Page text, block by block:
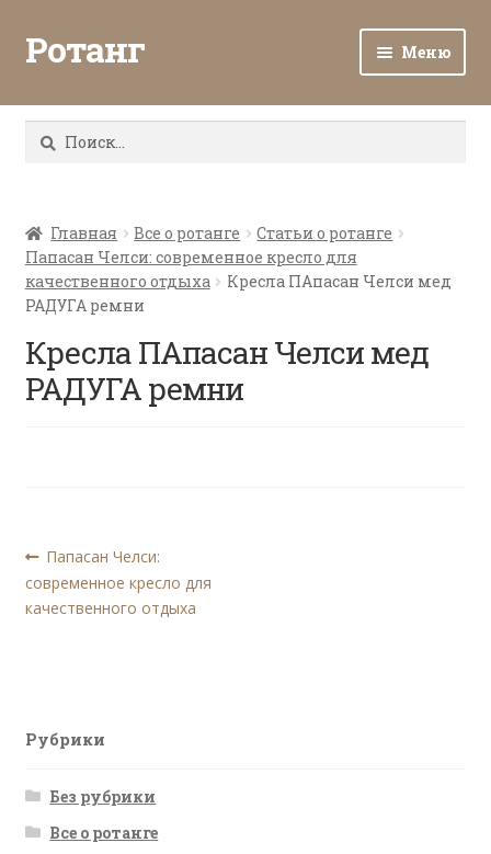
Ротанг Меню
Каталог
Все о ротанге
Контакты
Найти:
Главная Все о ротанге
Статьи о ротанге
Папасан Челси: современное кресло для
качественного отдыха
Кресла ПАпасан Челси мед
РАДУГА ремни
Кресла ПАпасан Челси мед
РАДУГА ремни
Навигация
по
Предыдущая
запись:
Папасан Челси:
современное кресло для
качественного отдыха
Рубрики
Без рубрики
Все о ротанге